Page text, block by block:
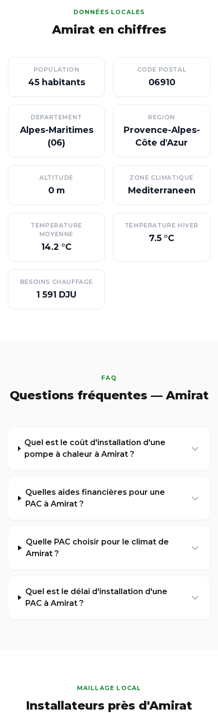
DONNÉES LOCALES
Amirat en chiffres
POPULATION
45 habitants
CODE POSTAL
06910
DEPARTEMENT
Alpes-Maritimes
(06)
REGION
Provence-Alpes-
Côte d'Azur
ALTITUDE
0 m
ZONE CLIMATIQUE
Mediterraneen
TEMPERATURE
MOYENNE
14.2 °C
TEMPERATURE HIVER
7.5 °C
BESOINS CHAUFFAGE
1 591 DJU
FAQ
Questions fréquentes — Amirat
Quel est le coût d'installation d'une
pompe à chaleur à Amirat ?
Quelles aides financières pour une
PAC à Amirat ?
Quelle PAC choisir pour le climat de
Amirat ?
Quel est le délai d'installation d'une
PAC à Amirat ?
MAILLAGE LOCAL
Installateurs près d'Amirat